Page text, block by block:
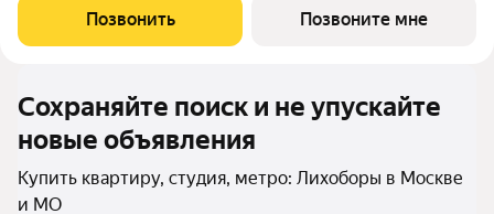
стоимости квартиры. - Первый платеж составляет 30% от
стоимости объекта и вносится при
Позвонить Позвоните мне
Сохраняйте поиск и не упускайте
новые объявления
Купить квартиру, студия, метро: Лихоборы в Москве
и МО